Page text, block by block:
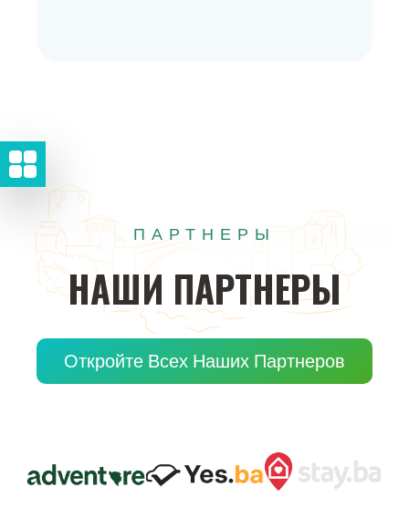
ПАРТНЕРЫ
НАШИ ПАРТНЕРЫ
Откройте Всех Наших Партнеров